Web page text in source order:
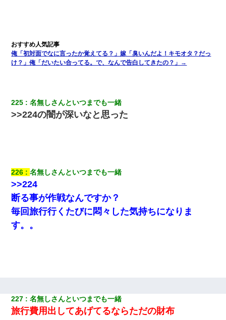
17年飼っていた犬が亡くなった。鼻水垂らし嗚咽する私に、猫が
近づいて頭突きをしてきて…
妹が嘘つきな元カレと寄りを戻してしまったという話をしていた
選ばれたの！絶対見に来てね！」→悲しい結果がこれ・・・
スマホを与えられて、中学卒業する頃にはすっかり女叩きに洗脳
された弟が、大学進学のために一人暮らししたいと言い出した。
200万を貸したコウトから、追加で400万の申し込み、私「無理。
【悲報】お風呂で父親と姉が完全に行為してるんだが...
俺「初対面でなに言ったか覚えてる？」嫁「臭いんだよ！キモオタ？だっ
け？」俺「だいたい合ってる。で、なんで告白してきたの？」→
225 名無しさんといつまでも一緒
>>224の闇が深いなと思った
226 名無しさんといつまでも一緒
>>224
断る事が作戦なんですか？
毎回旅行行くたびに悶々した気持ちになりま
す。。
227 名無しさんといつまでも一緒
旅行費用出してあげてるならただの財布